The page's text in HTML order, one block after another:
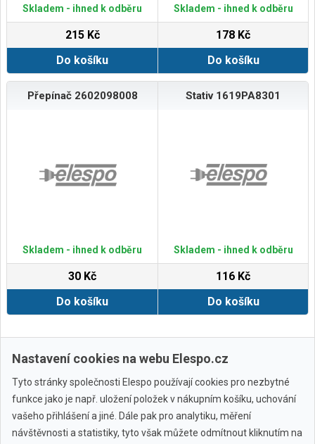
Skladem - ihned k odběru
215 Kč
Do košíku
Skladem - ihned k odběru
178 Kč
Do košíku
Přepínač 2602098008
Skladem - ihned k odběru
30 Kč
Do košíku
Stativ 1619PA8301
Skladem - ihned k odběru
116 Kč
Do košíku
Zobrazit další
Nastavení cookies na webu Elespo.cz
Tyto stránky společnosti Elespo používají cookies pro nezbytné
funkce jako je např. uložení položek v nákupním košíku, uchování
vašeho přihlášení a jiné. Dále pak pro analytiku, měření
návštěvnosti a statistiky, tyto však můžete odmítnout kliknutím na